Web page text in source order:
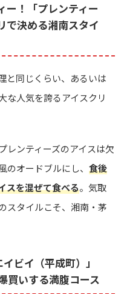
ー！「プレンティー
で決める湘南スタイ
と同じくらい、あるいは
な人気を誇るアイスクリ
レンティーズのアイスは欠
オードブルにし、 食後
スを混ぜて食べる。気取
スタイルこそ、湘南・茅
ビイ（平成町）」
買いする満腹コース